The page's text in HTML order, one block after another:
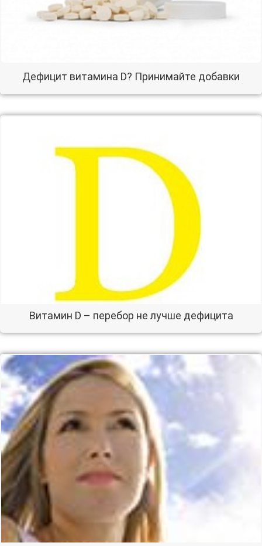
Дефицит витамина D? Принимайте добавки
Витамин D – перебор не лучше дефицита